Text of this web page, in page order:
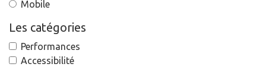
Mobile
Les catégories
Performances
Accessibilité